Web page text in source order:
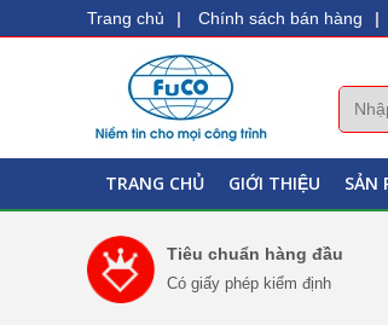
Trang chủ | Chính sách bán hàng |
TRANG CHỦ GIỚI THIỆU SẢN
Tiêu chuẩn hàng đầu
Có giấy phép kiểm định